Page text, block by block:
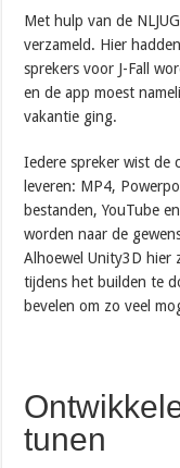
Met hulp van de
verzameld. Hier
sprekers voor J-Fall
en de app moest
vakantie ging.
Iedere spreker wist de
leveren: MP4,
bestanden, YouTube
worden naar de
Alhoewel Unity3D hier
tijdens het builden te
bevelen om zo veel
tunen